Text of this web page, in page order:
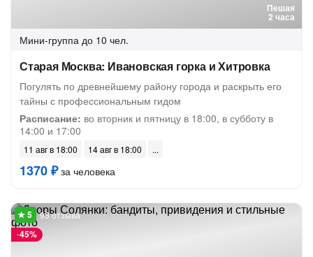
Пешая
2 часа
Мини-группа до 10 чел.
Старая Москва: Ивановская горка и Хитровка
Погулять по древнейшему району города и раскрыть его
тайны с профессиональным гидом
Расписание: во вторник и пятницу в 18:00, в субботу в
14:00 и 17:00
11 авг в 18:00 14 авг в 18:00
1370 ₽за человека
-45%
93 отзыва